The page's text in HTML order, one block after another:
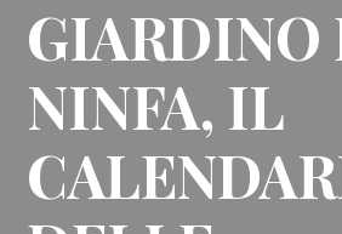
GIARDINO
NINFA, IL